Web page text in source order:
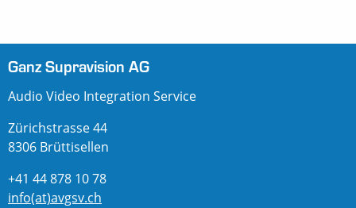
Ganz Supravision AG
Audio Video Integration Service
Zürichstrasse 44
8306 Brüttisellen
+41 44 878 10 78
info(at)avgsv.ch